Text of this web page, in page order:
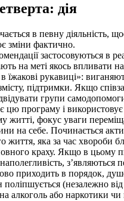
дія
в певну діяльність,
зміни фактично.
застосовуються в
на меті якось впливати
їжакові рукавиці»:
підтримки. Якщо
групи
цю програму і
житті, фокус уваги
на себе. Починається
життя, яка за час хвороби
краху. Якщо в цьому
з’являються
приходить в порядок,
поліпшується (незалежно
алкоголь або наркотики чи